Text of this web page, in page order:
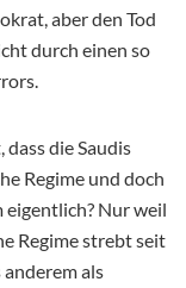
aber den Tod
durch einen so
die Saudis
Regime und doch
Nur weil
Regime strebt seit
als